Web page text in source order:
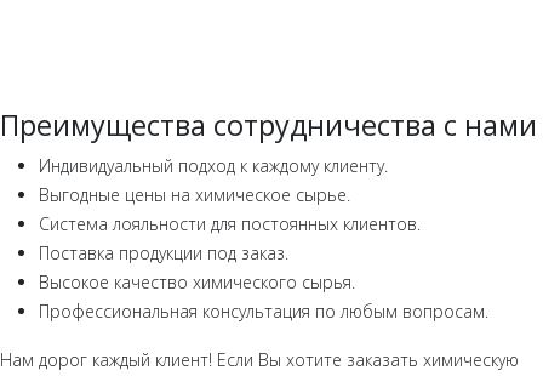
Преимущества сотрудничества с нами
Индивидуальный подход к каждому клиенту.
Выгодные цены на химическое сырье.
Система лояльности для постоянных клиентов.
Поставка продукции под заказ.
Высокое качество химического сырья.
Профессиональная консультация по любым вопросам.
Нам дорог каждый клиент! Если Вы хотите заказать химическую